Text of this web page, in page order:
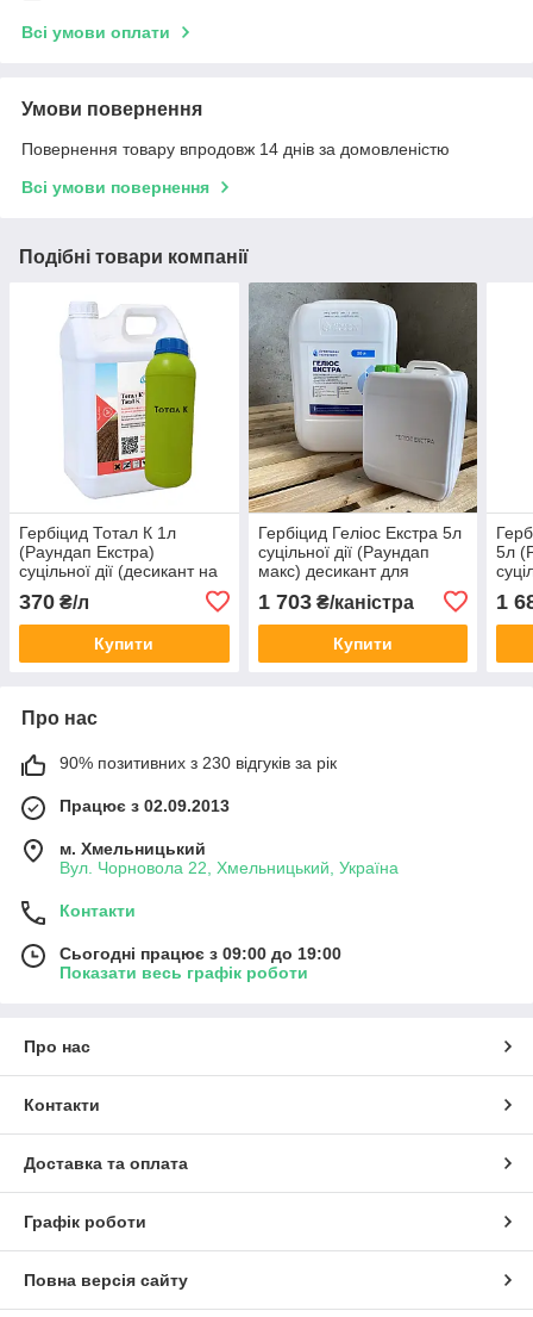
Всі умови оплати
Умови повернення
Повернення товару впродовж 14 днів за домовленістю
Всі умови повернення
Подібні товари компанії
Гербіцид Тотал К 1л
(Раундап Екстра)
суцільної дії (десикант на
соняшнику) (калійна сіль
гліфосату)
370 ₴/л
Купити
Гербіцид Геліос Екстра 5л
суцільної дії (Раундап
макс) десикант для
соняшника - калійна сіль
гліфосату, 663 г/л
1 703₴/каністра
Купити
5л
1
Про нас
90% позитивних з 230 відгуків за рік
Працює з 02.09.2013
м. Хмельницький
Вул. Чорновола 22, Хмельницький, Україна
Контакти
Сьогодні працює з 09:00 до 19:00
Показати весь графік роботи
Про нас
Контакти
Доставка та оплата
Графік роботи
Повна версія сайту